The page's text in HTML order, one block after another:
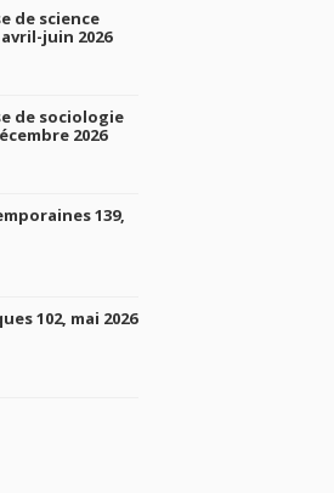
de science
juin 2026
de sociologie
2026
139,
102, mai 2026